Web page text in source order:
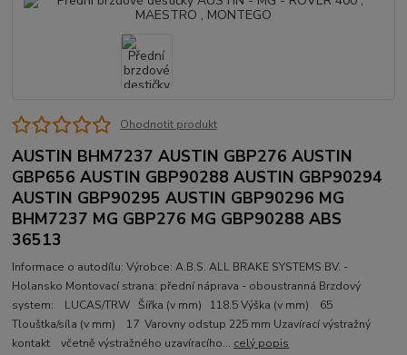
Ohodnotit produkt
AUSTIN BHM7237 AUSTIN GBP276 AUSTIN
GBP656 AUSTIN GBP90288 AUSTIN GBP90294
AUSTIN GBP90295 AUSTIN GBP90296 MG
BHM7237 MG GBP276 MG GBP90288 ABS
36513
Informace o autodílu: Výrobce: A.B.S. ALL BRAKE SYSTEMS BV. -
Holansko Montovací strana: přední náprava - oboustranná Brzdový
system: LUCAS/TRW Šířka (v mm) 118.5 Výška (v mm) 65
Tlouštka/síla (v mm) 17 Varovny odstup 225 mm Uzavírací výstražný
kontakt včetně výstražného uzavíracího... celý popis